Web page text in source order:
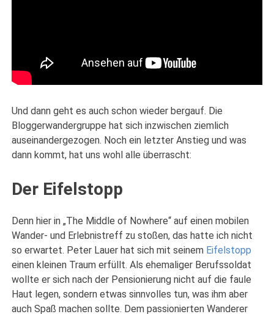
Und dann geht es auch schon wieder bergauf. Die
Bloggerwandergruppe hat sich inzwischen ziemlich
auseinandergezogen. Noch ein letzter Anstieg und was
dann kommt, hat uns wohl alle überrascht:
Der Eifelstopp
Denn hier in „The Middle of Nowhere“ auf einen mobilen
Wander- und Erlebnistreff zu stoßen, das hatte ich nicht
so erwartet. Peter Lauer hat sich mit seinem Eifelstopp
einen kleinen Traum erfüllt. Als ehemaliger Berufssoldat
wollte er sich nach der Pensionierung nicht auf die faule
Haut legen, sondern etwas sinnvolles tun, was ihm aber
auch Spaß machen sollte. Dem passionierten Wanderer